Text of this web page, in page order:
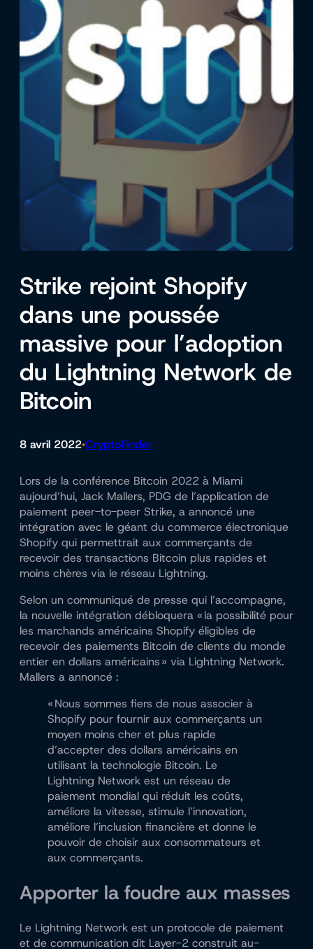
Strike rejoint Shopify
dans une poussée
massive pour l’adoption
du Lightning Network de
Bitcoin
8 avril 2022•CryptoFinder
Lors de la conférence Bitcoin 2022 à Miami
aujourd’hui, Jack Mallers, PDG de l’application de
paiement peer-to-peer Strike, a annoncé une
intégration avec le géant du commerce électronique
Shopify qui permettrait aux commerçants de
recevoir des transactions Bitcoin plus rapides et
moins chères via le réseau Lightning.
Selon un communiqué de presse qui l’accompagne,
la nouvelle intégration débloquera « la possibilité pour
les marchands américains Shopify éligibles de
recevoir des paiements Bitcoin de clients du monde
entier en dollars américains » via Lightning Network.
Mallers a annoncé :
« Nous sommes fiers de nous associer à
Shopify pour fournir aux commerçants un
moyen moins cher et plus rapide
d’accepter des dollars américains en
utilisant la technologie Bitcoin. Le
Lightning Network est un réseau de
paiement mondial qui réduit les coûts,
améliore la vitesse, stimule l’innovation,
améliore l’inclusion financière et donne le
pouvoir de choisir aux consommateurs et
aux commerçants.
Apporter la foudre aux masses
Le Lightning Network est un protocole de paiement
et de communication dit Layer-2 construit au-